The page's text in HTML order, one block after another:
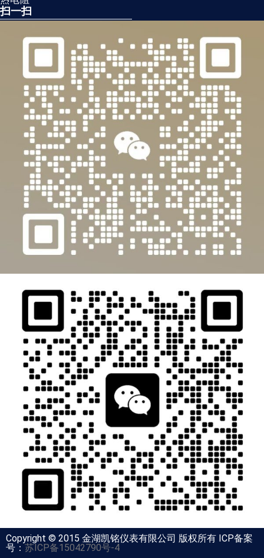
扫一扫
Copyright © 2015 金湖凯铭仪表有限公司 版权所有 ICP备案
号： 苏ICP备15042790号-4